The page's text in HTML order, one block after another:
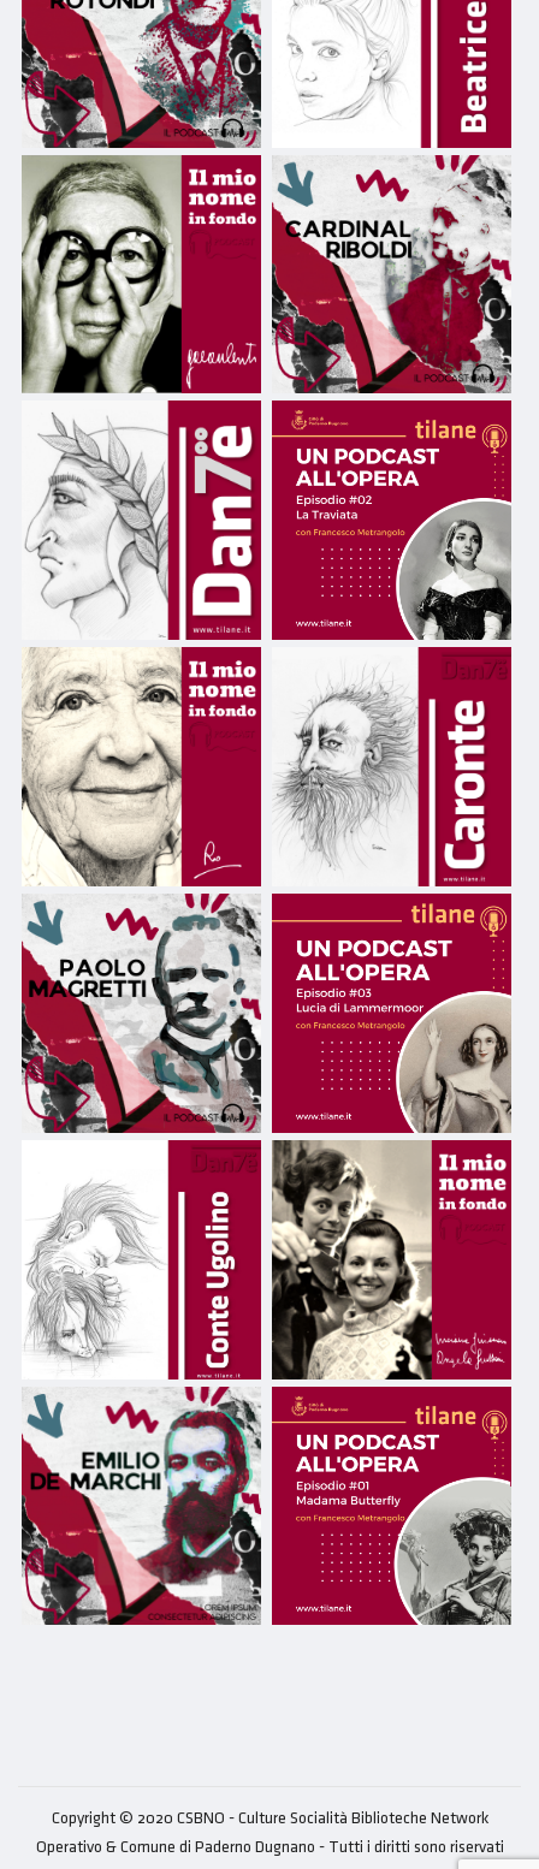
Copyright © 2020 CSBNO - Culture Socialità Biblioteche Network
Operativo & Comune di Paderno Dugnano - Tutti i diritti sono riservati